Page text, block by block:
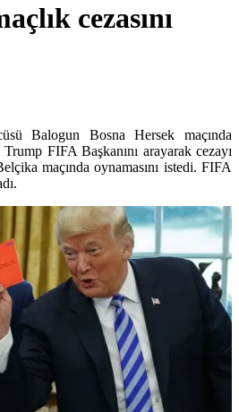
cezasını
Balogun Bosna Hersek maçında
FIFA Başkanını arayarak cezayı
maçında oynamasını istedi. FIFA